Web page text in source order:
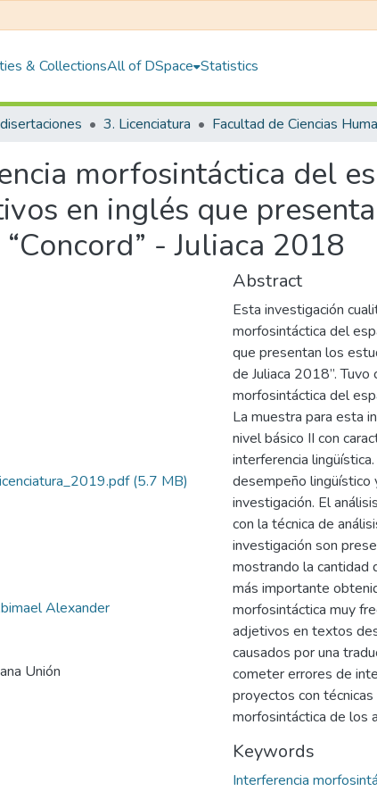
& CollectionsAll of DSpace Statistics
3. Licenciatura
morfosintáctica del
en inglés que
- Juliaca 2018
(5.7 MB)
Alexander
Unión
Abstract
Esta investigación
morfosintáctica del
que presentan los
de Juliaca 2018”.
morfosintáctica del
La muestra para esta
nivel básico II con
interferencia
desempeño
investigación. El
con la técnica de
investigación son
mostrando la cantidad
más importante
morfosintáctica muy
adjetivos en textos
causados por una
cometer errores de
proyectos con
morfosintáctica de los
Keywords
Interferencia